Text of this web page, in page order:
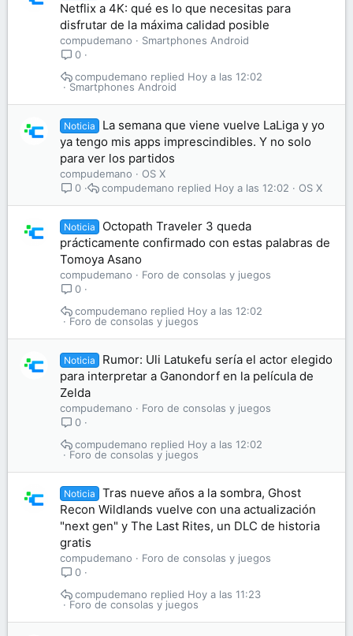
Netflix a 4K: qué es lo que necesitas para
disfrutar de la máxima calidad posible
compudemano
Smartphones Android
0
Smartphones Android
Hoy a las 12:02
compudemano
Noticia
La semana que viene vuelve LaLiga y yo
ya tengo mis apps imprescindibles. Y no solo
para ver los partidos
compudemano
OS X
0
OS X
Hoy a las 12:02
compudemano
Noticia
Octopath Traveler 3 queda
prácticamente confirmado con estas palabras de
Tomoya Asano
compudemano
Foro de consolas y juegos
0
Foro de consolas y juegos
Hoy a las 12:02
compudemano
Noticia
Rumor: Uli Latukefu sería el actor elegido
para interpretar a Ganondorf en la película de
Zelda
compudemano
Foro de consolas y juegos
0
Foro de consolas y juegos
Hoy a las 12:02
compudemano
Noticia
Tras nueve años a la sombra, Ghost
Recon Wildlands vuelve con una actualización
"next gen" y The Last Rites, un DLC de historia
gratis
compudemano
Foro de consolas y juegos
0
Foro de consolas y juegos
Hoy a las 11:23
compudemano